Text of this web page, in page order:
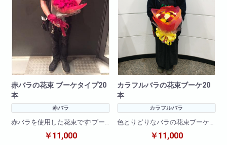
赤バラの花束 ブーケタイプ20
本
赤バラ
赤バラを使用した花束です!ブー
ケタイプでとてもかわいいです!
￥11,000
カラフルバラの花束ブーケ20
本
カラフルバラ
色とりどりなバラの花束ブーケ
タイプです。お客様の大切な記
念日、イベントにあわせてお届
￥11,000